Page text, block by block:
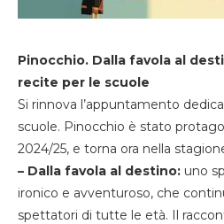
Pinocchio. Dalla favola al
recite per le scuole
Si rinnova l’appuntamento
scuole. Pinocchio è stato
2024/25, e torna ora nella
– Dalla favola al destino: uno
ironico e avventuroso, che
spettatori di tutte le età. Il